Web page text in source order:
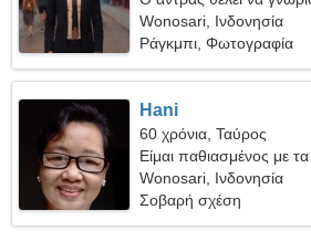
Wonosari, Ινδονησία
Ράγκμπι, Φωτογραφία
Hani
60 χρόνια, Ταύρος
Είμαι παθιασμένος με
Wonosari, Ινδονησία
Σοβαρή σχέση